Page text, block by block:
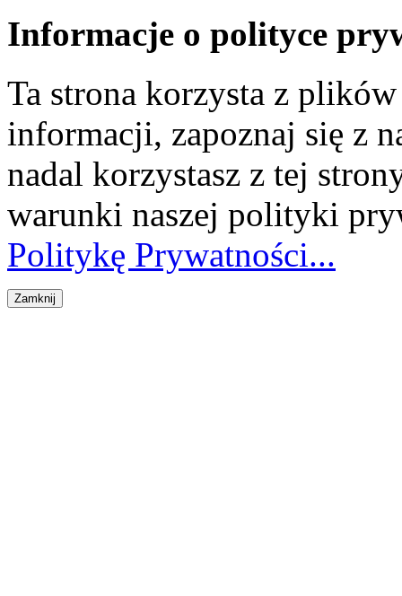
Informacje o polityce
Ta strona korzysta z
informacji, zapoznaj się z
nadal korzystasz z tej
warunki naszej polityki
Politykę Prywatności...